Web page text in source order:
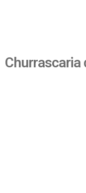
Churrascaria